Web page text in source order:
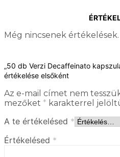
Még nincsenek értékelések.
„50 db Verzi Decaffeinato
értékelése elsőként
Az e-mail címet nem
mezőket * karakterrel
A te értékelésed *
Értékelésed *